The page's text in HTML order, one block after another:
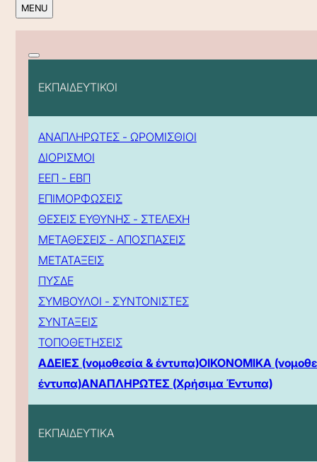
ΕΚΠΑΙΔΕΥΤΙΚΟΙ
ΑΝΑΠΛΗΡΩΤΕΣ - ΩΡΟΜΙΣΘΙΟΙ
ΔΙΟΡΙΣΜΟΙ
ΕΕΠ - ΕΒΠ
ΕΠΙΜΟΡΦΩΣΕΙΣ
ΘΕΣΕΙΣ ΕΥΘΥΝΗΣ - ΣΤΕΛΕΧΗ
ΜΕΤΑΘΕΣΕΙΣ - ΑΠΟΣΠΑΣΕΙΣ
ΜΕΤΑΤΑΞΕΙΣ
ΠΥΣΔΕ
ΣΥΜΒΟΥΛΟΙ - ΣΥΝΤΟΝΙΣΤΕΣ
ΣΥΝΤΑΞΕΙΣ
ΤΟΠΟΘΕΤΗΣΕΙΣ
ΑΔΕΙΕΣ (νομοθεσία & έντυπα)ΟΙΚΟΝΟΜΙΚΑ
έντυπα)ΑΝΑΠΛΗΡΩΤΕΣ (Χρήσιμα Έντυπα)
ΕΚΠΑΙΔΕΥΤΙΚΑ